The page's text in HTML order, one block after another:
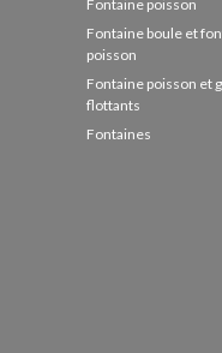
Fontaine poisson
Fontaine boule et
poisson
Fontaine poisson et
flottants
Fontaines